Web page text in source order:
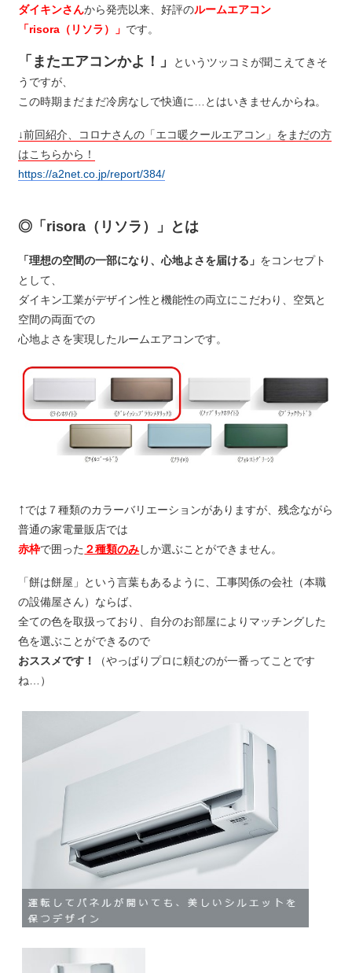
ダイキンさんから発売以来、好評のルームエアコン
「risora（リソラ）」 です。
「またエアコンかよ！」
というツッコミが聞こえてきそ
うですが、
この時期まだまだ冷房なしで快適に…とはいきませんからね。
↓前回紹介、コロナさんの「エコ暖クールエアコン」をまだの方
はこちらから！
https://a2net.co.jp/report/384/
◎「risora（リソラ）」とは
「理想の空間の一部になり、心地よさを届ける」 をコンセプト
として、
ダイキン工業がデザイン性と機能性の両立にこだわり、空気と
空間の両面での
心地よさを実現したルームエアコンです。
↑では７種類のカラーバリエーションがありますが、残念ながら
普通の家電量販店では
赤枠で囲った ２種類のみしか選ぶことができません。
「餅は餅屋」という言葉もあるように、工事関係の会社（本職
の設備屋さん）ならば、
全ての色を取扱っており、自分のお部屋によりマッチングした
色を選ぶことができるので
おススメです！
（やっぱりプロに頼むのが一番ってことです
ね…）